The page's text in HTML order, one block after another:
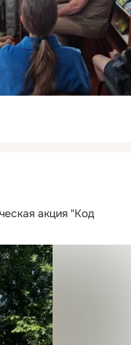
акция "Код